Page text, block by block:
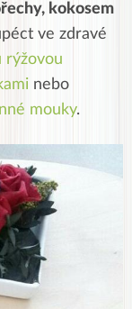
kokosem
ve zdravé
rýžovou
nebo
mouky.